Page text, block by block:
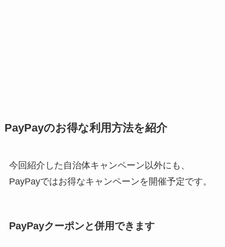
PayPayのお得な利用方法を紹介
今回紹介した自治体キャンペーン以外にも、
PayPayではお得なキャンペーンを開催予定です。
PayPayクーポンと併用できます